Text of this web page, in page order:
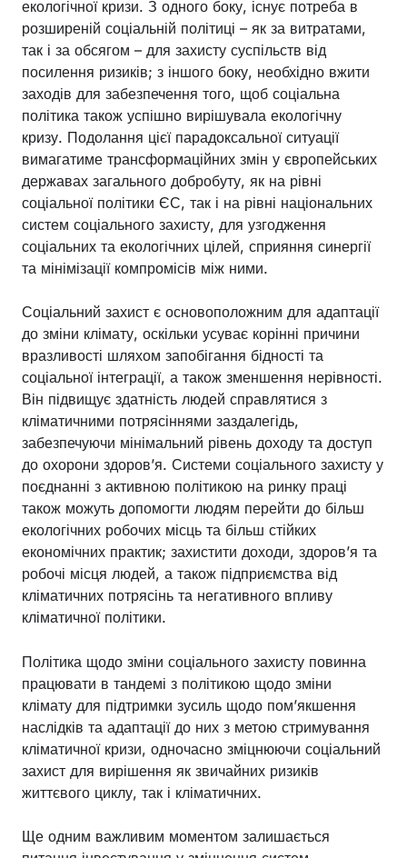
екологічної кризи. З одного боку, існує потреба в
розширеній соціальній політиці – як за витратами,
так і за обсягом – для захисту суспільств від
посилення ризиків; з іншого боку, необхідно вжити
заходів для забезпечення того, щоб соціальна
політика також успішно вирішувала екологічну
кризу. Подолання цієї парадоксальної ситуації
вимагатиме трансформаційних змін у європейських
державах загального добробуту, як на рівні
соціальної політики ЄС, так і на рівні національних
систем соціального захисту, для узгодження
соціальних та екологічних цілей, сприяння синергії
та мінімізації компромісів між ними.
Соціальний захист є основоположним для адаптації
до зміни клімату, оскільки усуває корінні причини
вразливості шляхом запобігання бідності та
соціальної інтеграції, а також зменшення нерівності.
Він підвищує здатність людей справлятися з
кліматичними потрясіннями заздалегідь,
забезпечуючи мінімальний рівень доходу та доступ
до охорони здоров’я. Системи соціального захисту у
поєднанні з активною політикою на ринку праці
також можуть допомогти людям перейти до більш
екологічних робочих місць та більш стійких
економічних практик; захистити доходи, здоров’я та
робочі місця людей, а також підприємства від
кліматичних потрясінь та негативного впливу
кліматичної політики.
Політика щодо зміни соціального захисту повинна
працювати в тандемі з політикою щодо зміни
клімату для підтримки зусиль щодо пом’якшення
наслідків та адаптації до них з метою стримування
кліматичної кризи, одночасно зміцнюючи соціальний
захист для вирішення як звичайних ризиків
життєвого циклу, так і кліматичних.
Ще одним важливим моментом залишається